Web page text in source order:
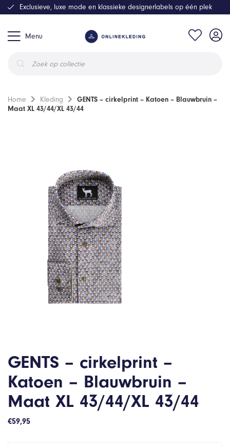
Menu
zoeken
Exclusieve, luxe mode en klassieke designerlabels op één plek
Home Kleding
GENTS – cirkelprint – Katoen – Blauwbruin –
Maat XL 43/44/XL 43/44
GENTS – cirkelprint –
Katoen – Blauwbruin –
Maat XL 43/44/XL 43/44
€59,95